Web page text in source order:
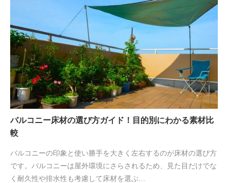
バルコニー床材の選び方ガイド！目的別にわかる素材比
較
バルコニーの印象と使い勝手を大きく左右するのが床材の選び方
です。バルコニーは屋外環境にさらされるため、見た目だけでな
く耐久性や排水性も考慮して床材を選ぶ…